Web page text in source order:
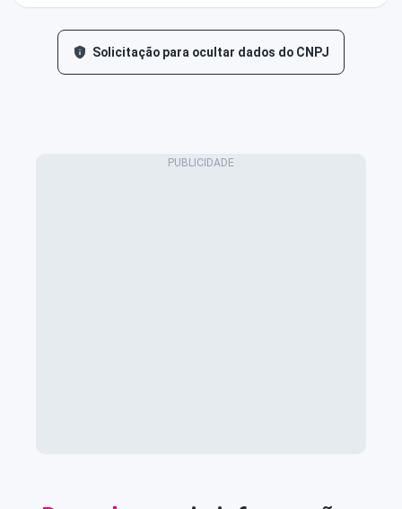
Solicitação para ocultar dados do CNPJ